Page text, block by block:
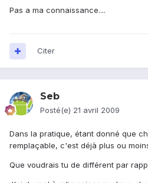
Pas a ma connaissance....
Citer
Seb
Posté(e) 21 avril 2009
Dans la pratique, étant donné que
remplaçable, c'est déjà plus ou
Que voudrais tu de différent par